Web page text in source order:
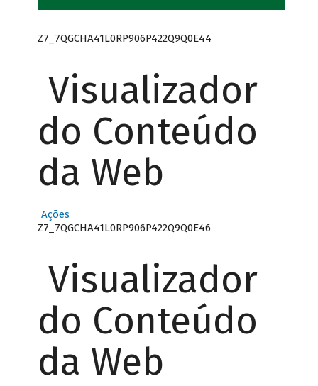
Z7_7QGCHA41L0RP906P422Q9Q0E44
Visualizador
do Conteúdo
da Web
Ações
Z7_7QGCHA41L0RP906P422Q9Q0E46
Visualizador
do Conteúdo
da Web